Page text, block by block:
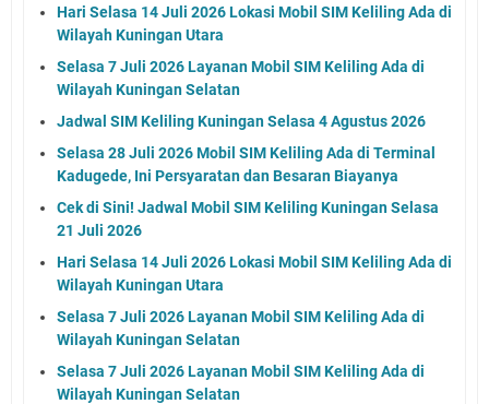
Hari Selasa 14 Juli 2026 Lokasi Mobil SIM Keliling Ada di
Wilayah Kuningan Utara
Selasa 7 Juli 2026 Layanan Mobil SIM Keliling Ada di
Wilayah Kuningan Selatan
Jadwal SIM Keliling Kuningan Selasa 4 Agustus 2026
Selasa 28 Juli 2026 Mobil SIM Keliling Ada di Terminal
Kadugede, Ini Persyaratan dan Besaran Biayanya
Cek di Sini! Jadwal Mobil SIM Keliling Kuningan Selasa
21 Juli 2026
Hari Selasa 14 Juli 2026 Lokasi Mobil SIM Keliling Ada di
Wilayah Kuningan Utara
Selasa 7 Juli 2026 Layanan Mobil SIM Keliling Ada di
Wilayah Kuningan Selatan
Selasa 7 Juli 2026 Layanan Mobil SIM Keliling Ada di
Wilayah Kuningan Selatan